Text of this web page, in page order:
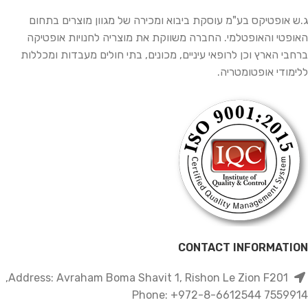
ג.ש אופטיקס בע"מ עוסקת ביבוא ומכירה של מגוון מוצרים בתחום
האופטי והאופטלמי. החברה משווקת את מוצריה לחנויות אופטיקה
ברחבי הארץ וכן לרופאי עיניים, מכונים, בתי חולים מעבדות ומכללות
ללימודי אופטומטריה.
CONTACT INFORMATION
7559914 Phone: +972-8-6612544